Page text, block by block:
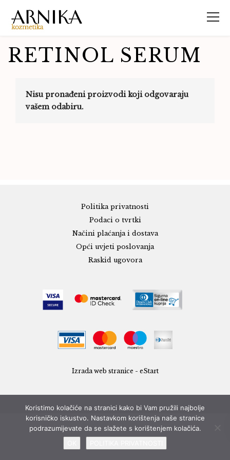
RETINOL SERUM
Nisu pronađeni proizvodi koji odgovaraju
vašem odabiru.
Politika privatnosti
Podaci o tvrtki
Načini plaćanja i dostava
Opći uvjeti poslovanja
Raskid ugovora
Izrada web stranice - eStart
Koristimo kolačiće na stranici kako bi Vam pružili najbolje
korisničko iskustvo. Nastavkom korištenja naše stranice
podrazumijevate da se slažete s korištenjem kolačića.